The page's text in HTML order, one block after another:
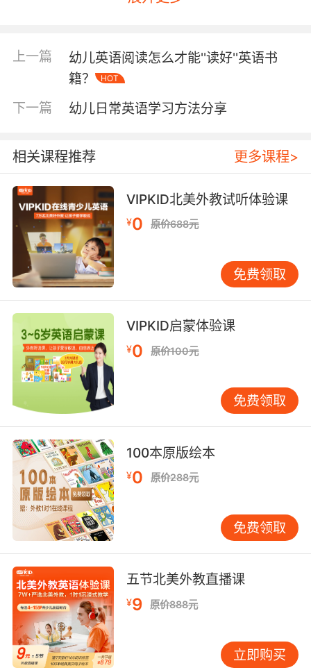
习英语，孩子在愉快轻松的氛围中才更能激发兴
趣，这样孩子才更有动力学好英语这门语言。
孩子在活跃的氛围中学习英语。不要老是让孩子
英语交流。孩子越活跃那么他的英语知识也会越
强，掌握了正确的方法有助于孩子更好地学习英
语。
3、参与原则——学习一门语言重在使用，灵活运
用才能让孩子的学习更加牢固。所以幼儿学习英
语一定要将其融入到生活中来，让孩子有参与并
且有收获，那么孩子的自信心才能有所增强，并
且其兴趣也会大大提高。
幼儿一对一英语训练机构的选择：
家长们在为孩子选择培训机构的时候，要注意选
择那些具有丰富行业经验的机构。可以说良好的
信誉是培训机构得以长期发展的重要保证，其次
就是要看培训机构的教学理念是否先进，是否符
合儿童身心的健康发展。家长必须认真选择最适
合自己孩子的英语培训学校，并且也要陪伴孩子
一起进行英语的学习。
现如今无论是线上还是线下的幼儿一对一英语训
练机构都很多，这就需要家长注意选择一家适合
孩子的，在对培训机构有了解和体验之后再做选
择。
上一篇
幼儿英语阅读怎么才能''读好''英语书
籍？
HOT
下一篇 幼儿日常英语学习方法分享
相关课程推荐 更多课程>
VIPKID北美外教试听体验课
¥0 原价688元
免费领取
VIPKID启蒙体验课
¥0 原价100元
免费领取
100本原版绘本
¥0 原价288元
免费领取
五节北美外教直播课
¥9 原价888元
立即购买